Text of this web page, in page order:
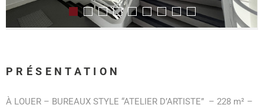
PRÉSENTATION
À LOUER – BUREAUX STYLE “ATELIER D’ARTISTE” – 228 m² –